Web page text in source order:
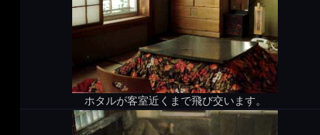
ホタルが客室近くまで飛び交います。